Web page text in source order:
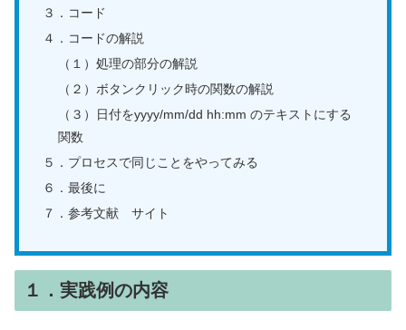
３．コード
４．コードの解説
（１）処理の部分の解説
（２）ボタンクリック時の関数の解説
（３）日付をyyyy/mm/dd hh:mm のテキストにする
関数
５．プロセスで同じことをやってみる
６．最後に
７．参考文献 サイト
１．実践例の内容